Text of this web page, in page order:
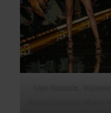
Liya Kebede,
Secret Fashion Show